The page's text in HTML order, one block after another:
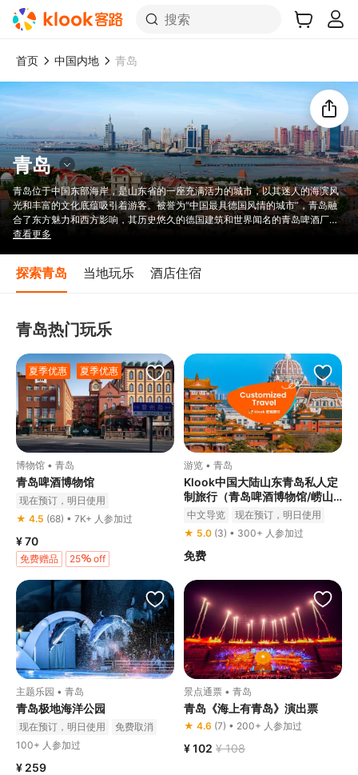
搜索
首页 中国内地 青岛
青岛
青岛位于中国东部海岸，是山东省的一座充满活力的城市，以其迷人的海滨风
光和丰富的文化底蕴吸引着游客。被誉为“中国最具德国风情的城市”，青岛融
合了东方魅力和西方影响，其历史悠久的德国建筑和世界闻名的青岛啤酒厂便
是明证。这座迷人的港口城市位于山东半岛南岸，拥有中国北方最好的天然港
人叹为观止的海岸风光中，青岛都承诺为您带来一个将传统与现代完美融合的
迷人体验，是体验地道中国风情的必游之地。
查看更多
探索青岛 当地玩乐 酒店住宿
青岛热门玩乐
夏季优惠 夏季优惠
博物馆 • 青岛
青岛啤酒博物馆
现在预订，明日使用
★ 4.5 (68) • 7K+ 人参加过
¥ 70
免费赠品 25 off
游览 • 青岛
Klook中国大陆山东青岛私人定
制旅行（青岛啤酒博物馆/崂山/
八大关/太平山/栈桥）
中文导览
现在预订，明日使用
私人游
私人导览
★ 5.0 (3) • 300+ 人参加过
免费
主题乐园 • 青岛
青岛极地海洋公园
现在预订，明日使用
免费取消
100+ 人参加过
¥ 259
景点通票 • 青岛
青岛《海上有青岛》演出票
★ 4.6 (7) • 200+ 人参加过
¥ 102 ¥ 108